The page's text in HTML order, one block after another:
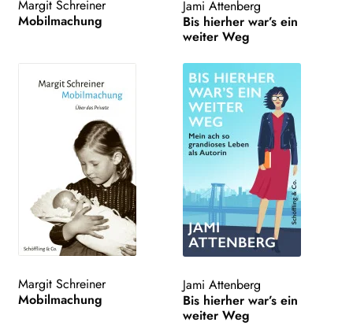
Margit Schreiner
Mobilmachung
Jami Attenberg
Bis hierher war’s ein
weiter Weg
Margit Schreiner
Mobilmachung
Jami Attenberg
Bis hierher war’s ein
weiter Weg